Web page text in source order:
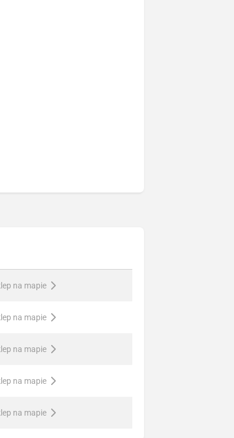
na mapie
na mapie
na mapie
na mapie
na mapie